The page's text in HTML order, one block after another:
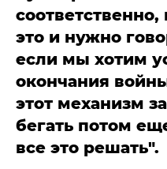
это и нужно
если мы хотим
окончания
этот механизм
бегать потом
все это решать".